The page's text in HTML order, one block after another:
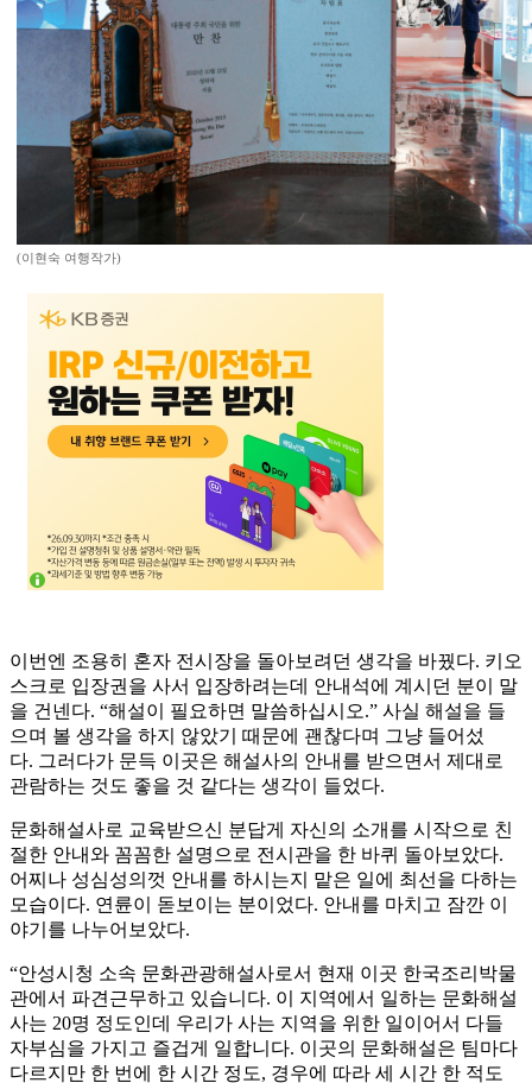
(이현숙 여행작가)
이번엔 조용히 혼자 전시장을 돌아보려던 생각을 바꿨다. 키오
스크로 입장권을 사서 입장하려는데 안내석에 계시던 분이 말
을 건넨다. “해설이 필요하면 말씀하십시오.” 사실 해설을 들
으며 볼 생각을 하지 않았기 때문에 괜찮다며 그냥 들어섰
다. 그러다가 문득 이곳은 해설사의 안내를 받으면서 제대로
관람하는 것도 좋을 것 같다는 생각이 들었다.
문화해설사로 교육받으신 분답게 자신의 소개를 시작으로 친
절한 안내와 꼼꼼한 설명으로 전시관을 한 바퀴 돌아보았다.
어찌나 성심성의껏 안내를 하시는지 맡은 일에 최선을 다하는
모습이다. 연륜이 돋보이는 분이었다. 안내를 마치고 잠깐 이
야기를 나누어보았다.
“안성시청 소속 문화관광해설사로서 현재 이곳 한국조리박물
관에서 파견근무하고 있습니다. 이 지역에서 일하는 문화해설
사는 20명 정도인데 우리가 사는 지역을 위한 일이어서 다들
자부심을 가지고 즐겁게 일합니다. 이곳의 문화해설은 팀마다
다르지만 한 번에 한 시간 정도, 경우에 따라 세 시간 한 적도